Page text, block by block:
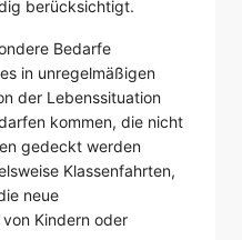
berücksichtigt.
Bedarfe
in unregelmäßigen
der Lebenssituation
kommen, die nicht
gedeckt werden
Klassenfahrten,
neue
Kindern oder